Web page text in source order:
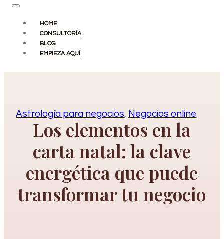
HOME
CONSULTORÍA
BLOG
EMPIEZA AQUÍ
Astrología para negocios, Negocios online
Los elementos en la
carta natal: la clave
energética que puede
transformar tu negocio